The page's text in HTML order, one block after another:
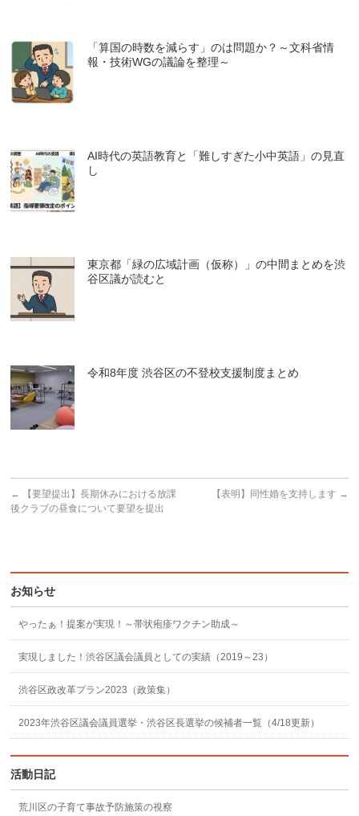
「算国の時数を減らす」のは問題か？～文科省情
報・技術WGの議論を整理～
AI時代の英語教育と「難しすぎた小中英語」の見直
し
東京都「緑の広域計画（仮称）」の中間まとめを渋
谷区議が読むと
令和8年度 渋谷区の不登校支援制度まとめ
←
【要望提出】長期休みにおける放課
後クラブの昼食について要望を提出
【表明】同性婚を支持します →
お知らせ
やったぁ！提案が実現！～帯状疱疹ワクチン助成～
実現しました！渋谷区議会議員としての実績（2019～23）
渋谷区政改革プラン2023（政策集）
2023年渋谷区議会議員選挙・渋谷区長選挙の候補者一覧（4/18更新）
活動日記
荒川区の子育て事故予防施策の視察